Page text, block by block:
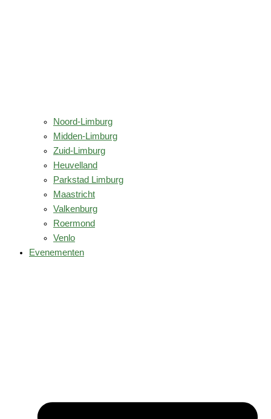
Noord-Limburg
Midden-Limburg
Zuid-Limburg
Heuvelland
Parkstad Limburg
Maastricht
Valkenburg
Roermond
Venlo
Evenementen